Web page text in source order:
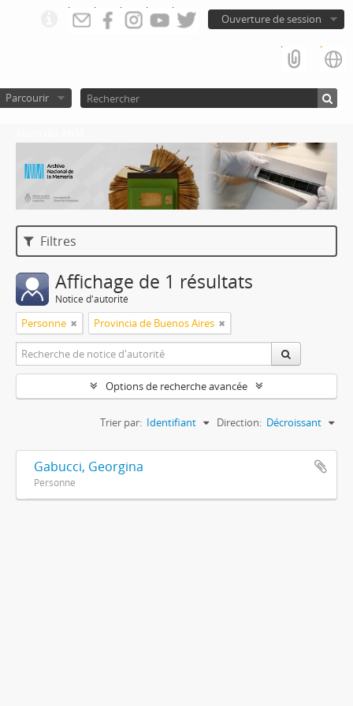
Ouverture de session
Parcourir
Filtres
Affichage de 1 résultats
Notice d'autorité
Personne Provincia de Buenos Aires
Options de recherche avancée
Trier par: Identifiant Direction: Décroissant
Gabucci, Georgina
Personne